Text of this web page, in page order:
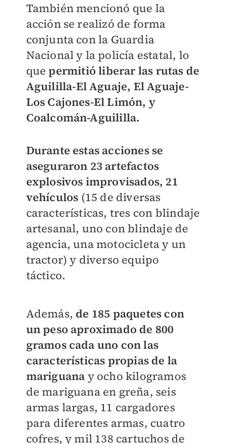
También mencionó que la
acción se realizó de forma
conjunta con la Guardia
Nacional y la policía estatal, lo
quepermitió liberar las rutas de
Aguililla-El Aguaje, El Aguaje-
Los Cajones-El Limón, y
Coalcomán-Aguililla.
Durante estas acciones se
aseguraron 23 artefactos
explosivos improvisados, 21
vehículos (15 de diversas
características, tres con blindaje
artesanal, uno con blindaje de
agencia, una motocicleta y un
tractor) y diverso equipo
táctico.
Además, de 185 paquetes con
un peso aproximado de 800
gramos cada uno con las
características propias de la
mariguana y ocho kilogramos
de mariguana en greña, seis
armas largas, 11 cargadores
para diferentes armas, cuatro
cofres, y mil 138 cartuchos de